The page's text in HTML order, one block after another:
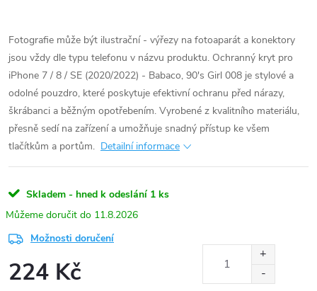
Fotografie může být ilustrační - výřezy na fotoaparát a konektory
jsou vždy dle typu telefonu v názvu produktu. Ochranný kryt pro
iPhone 7 / 8 / SE (2020/2022) - Babaco, 90's Girl 008 je stylové a
odolné pouzdro, které poskytuje efektivní ochranu před nárazy,
škrábanci a běžným opotřebením. Vyrobené z kvalitního materiálu,
přesně sedí na zařízení a umožňuje snadný přístup ke všem
tlačítkům a portům. Detailní informace
Skladem - hned k odeslání 1 ks
11.8.2026
Možnosti doručení
224 Kč